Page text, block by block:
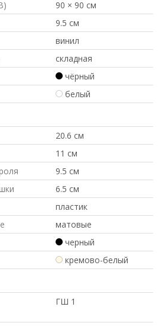
90 × 90 см
9.5 см
винил
складная
чёрный
белый
20.6 см
11 см
9.5 см
6.5 см
пластик
матовые
черный
кремово-белый
ГШ 1